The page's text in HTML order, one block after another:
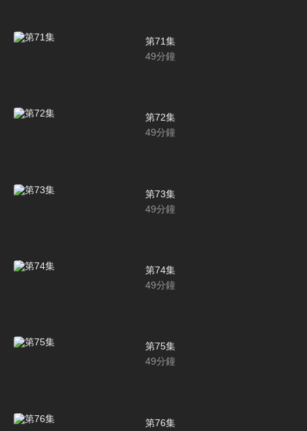
第71集
49分鐘
第72集
49分鐘
第73集
49分鐘
第74集
49分鐘
第75集
49分鐘
第76集